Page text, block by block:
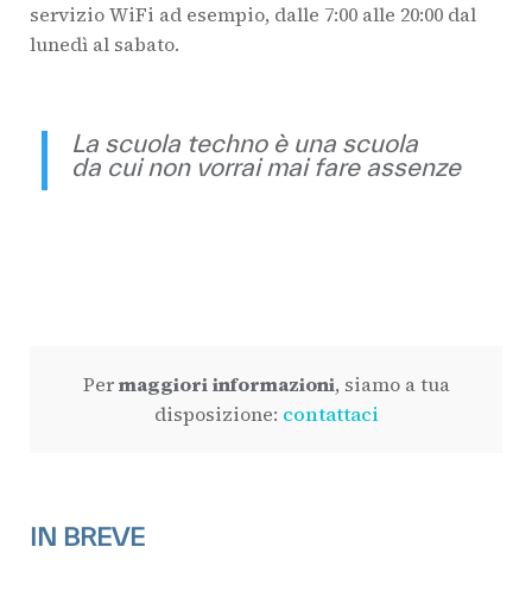
servizio WiFi ad esempio, dalle 7:00 alle 20:00 dal
lunedì al sabato.
La scuola techno è una scuola
da cui non vorrai mai fare assenze
Permaggiori informazioni, siamo a tua
disposizione: contattaci
IN BREVE